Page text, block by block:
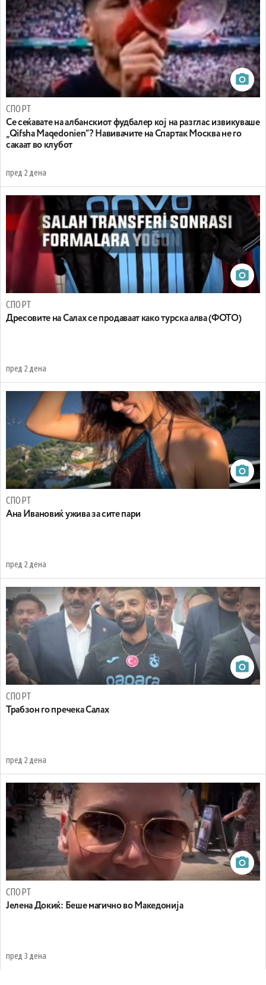
СПОРТ
Се сеќавате на албанскиот фудбалер кој на разглас извикуваше
„Qifsha Maqedonien“? Навивачите на Спартак Москва не го
сакаат во клубот
пред 2 дена
СПОРТ
Дресовите на Салах се продаваат како турска алва (ФОТО)
пред 2 дена
СПОРТ
Ана Ивановиќ ужива за сите пари
пред 2 дена
СПОРТ
Трабзон го пречека Салах
пред 2 дена
СПОРТ
Јелена Докиќ: Беше магично во Македонија
пред 3 дена